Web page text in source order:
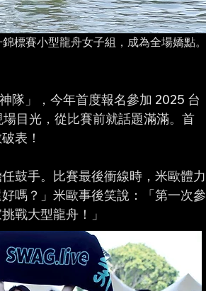
標賽小型龍舟女子組，成為全場嬌點。
隊」，今年首度報名參加 2025 台
目光，從比賽前就話題滿滿。首
表！
鼓手。比賽最後衝線時，米歐體力
嗎？」米歐事後笑說：「第一次參
戰大型龍舟！」